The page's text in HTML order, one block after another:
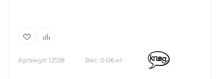
Артикул: 12128 Вес: 0.06 кг.